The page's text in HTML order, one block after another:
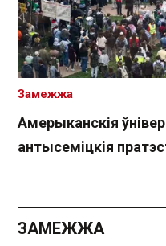
Амерыканскія
антысеміцкія
Замежжа
ЗАМЕЖЖА